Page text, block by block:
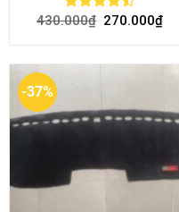
Rated
430.000₫ 270.000₫
-37%